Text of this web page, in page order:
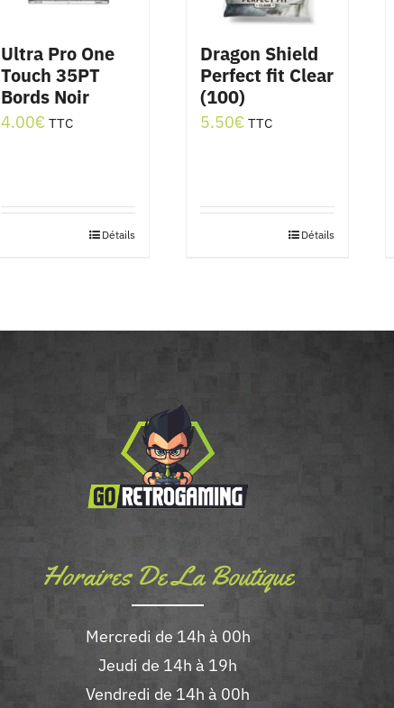
Ultra Pro One
Touch 35PT
Bords Noir
4.00€ TTC
Détails
Dragon Shield
Perfect fit Clear
(100)
5.50€ TTC
Détails
Horaires De La Boutique
Mercredi de 14h à 00h
Jeudi de 14h à 19h
Vendredi de 14h à 00h